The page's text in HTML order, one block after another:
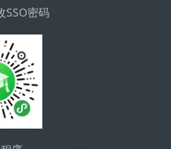
SSO密码